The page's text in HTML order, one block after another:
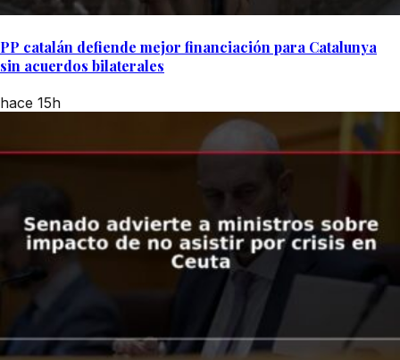
PP catalán defiende mejor financiación para Catalunya
sin acuerdos bilaterales
hace 15h